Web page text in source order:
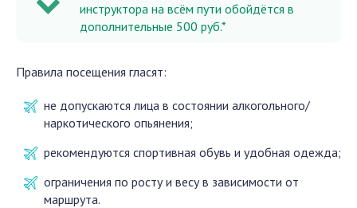
инструктора на всём пути обойдётся в
дополнительные 500 руб.*
Правила посещения гласят:
не допускаются лица в состоянии алкогольного/
наркотического опьянения;
рекомендуются спортивная обувь и удобная одежда;
ограничения по росту и весу в зависимости от
маршрута.